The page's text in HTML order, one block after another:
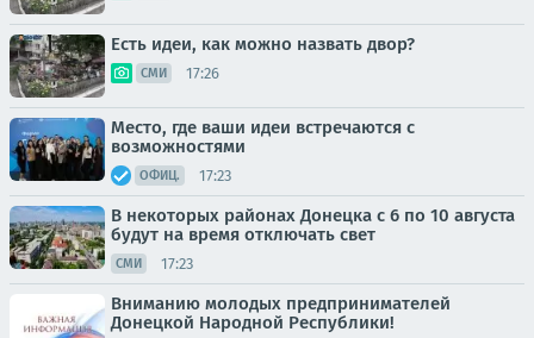
Есть идеи, как можно назвать двор?
СМИ 17:26
Место, где ваши идеи встречаются с
возможностями
ОФИЦ. 17:23
В некоторых районах Донецка с 6 по 10 августа
будут на время отключать свет
СМИ 17:23
Вниманию молодых предпринимателей
Донецкой Народной Республики!